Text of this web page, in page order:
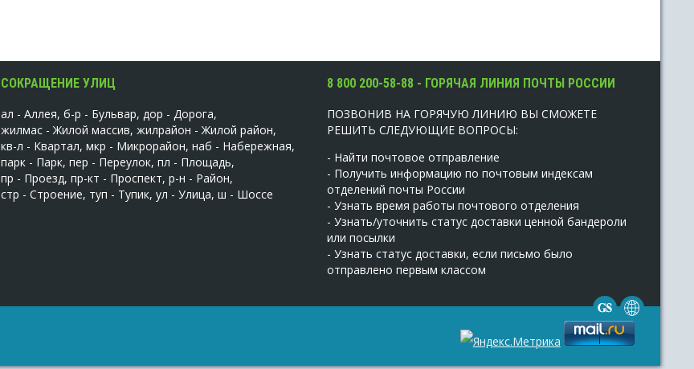
СОКРАЩЕНИЕ УЛИЦ
ал - Аллея, б-р - Бульвар, дор - Дорога,
жилмас - Жилой массив, жилрайон - Жилой район,
кв-л - Квартал, мкр - Микрорайон, наб - Набережная,
парк - Парк, пер - Переулок, пл - Площадь,
пр - Проезд, пр-кт - Проспект, р-н - Район,
стр - Строение, туп - Тупик, ул - Улица, ш - Шоссе
8 800 200-58-88 - ГОРЯЧАЯ ЛИНИЯ ПОЧТЫ РОССИИ
ПОЗВОНИВ НА ГОРЯЧУЮ ЛИНИЮ ВЫ СМОЖЕТЕ
РЕШИТЬ СЛЕДУЮЩИЕ ВОПРОСЫ:
- Найти почтовое отправление
- Получить информацию по почтовым индексам
отделений почты России
- Узнать время работы почтового отделения
- Узнать/уточнить статус доставки ценной бандероли
или посылки
- Узнать статус доставки, если письмо было
отправлено первым классом